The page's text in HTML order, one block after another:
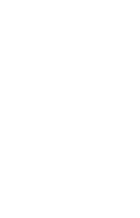
张謇虽高中状元，却渴